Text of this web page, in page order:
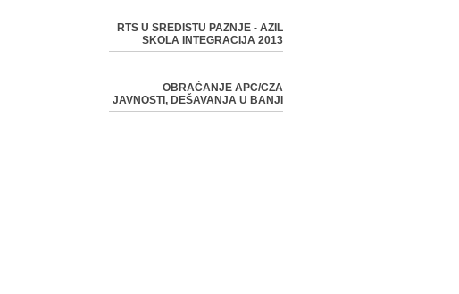
RTS U SREDISTU PAZNJE - AZIL
SKOLA INTEGRACIJA 2013
OBRAĆANJE APC/CZA
JAVNOSTI, DEŠAVANJA U BANJI